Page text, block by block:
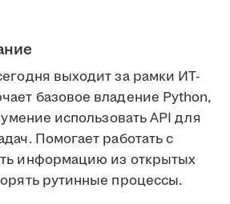
выходит за рамки ИТ-
базовое владение Python,
использовать API для
Помогает работать с
информацию из открытых
рутинные процессы.